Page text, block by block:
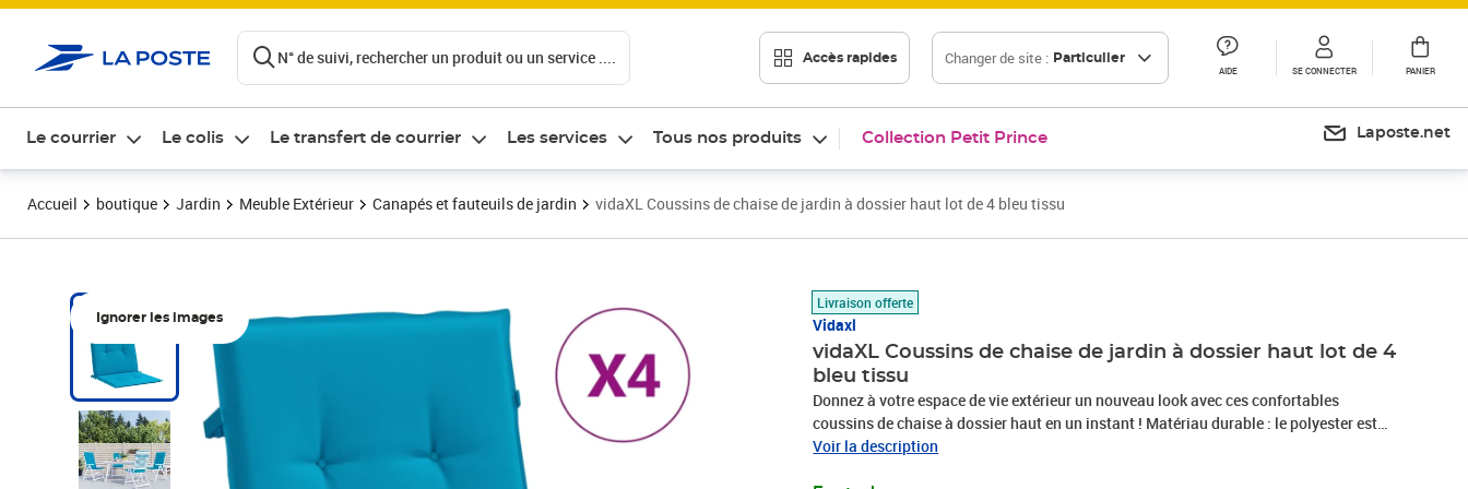
N° de suivi, rechercher un produit ou un service .... Accès rapides Changer de site : Particulier
AIDE SE CONNECTER PANIER
Le courrier Le colis Le transfert de courrier Les services Tous nos produits Collection Petit Prince Laposte.net
Accueil boutique Jardin Meuble Extérieur Canapés et fauteuils de jardin vidaXL Coussins de chaise de jardin à dossier haut lot de 4 bleu tissu
Ignorer les images
Livraison offerte
Vidaxl
vidaXL Coussins de chaise de jardin à dossier haut lot de 4
bleu tissu
Donnez à votre espace de vie extérieur un nouveau look avec ces confortables
coussins de chaise à dossier haut en un instant ! Matériau durable : le polyester est
un matériau synthétique connu pour sa protection contre les UV et sa résistance à la
Voir la description
Prix 38,99€